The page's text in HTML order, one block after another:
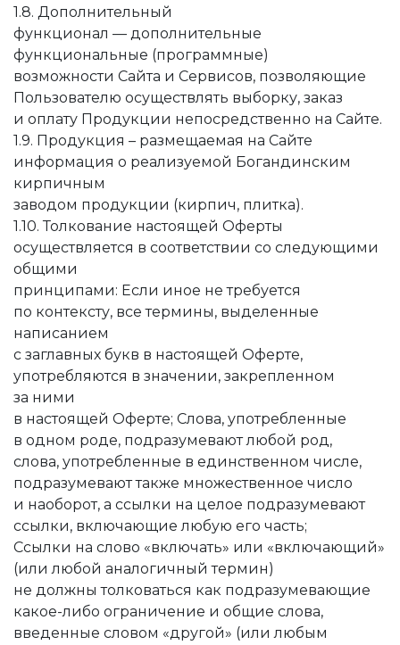
1.8. Дополнительный
функционал — дополнительные
функциональные (программные)
возможности Сайта и Сервисов, позволяющие
Пользователю осуществлять выборку, заказ
и оплату Продукции непосредственно на Сайте.
1.9. Продукция – размещаемая на Сайте
информация о реализуемой Богандинским
кирпичным
заводом продукции (кирпич, плитка).
1.10. Толкование настоящей Оферты
осуществляется в соответствии со следующими
общими
принципами: Если иное не требуется
по контексту, все термины, выделенные
написанием
с заглавных букв в настоящей Оферте,
употребляются в значении, закрепленном
за ними
в настоящей Оферте; Слова, употребленные
в одном роде, подразумевают любой род,
слова, употребленные в единственном числе,
подразумевают также множественное число
и наоборот, а ссылки на целое подразумевают
ссылки, включающие любую его часть;
Ссылки на слово «включать» или «включающий»
(или любой аналогичный термин)
не должны толковаться как подразумевающие
какое-либо ограничение и общие слова,
введенные словом «другой» (или любым